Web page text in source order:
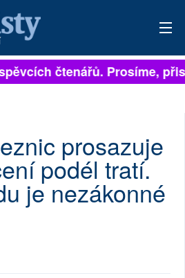
čtenářů. Prosíme,
prosazuje
podél tratí.
je nezákonné